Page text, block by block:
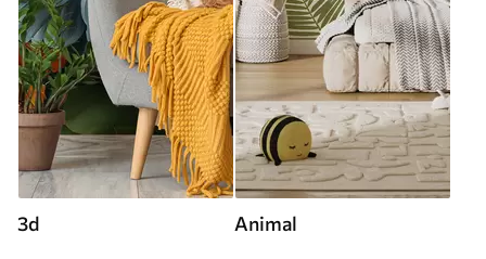
3d Animal